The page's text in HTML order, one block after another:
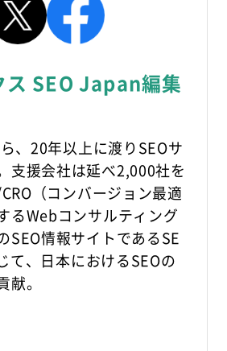
ス SEO Japan編集
、20年以上に渡りSEOサ
支援会社は延べ2,000社を
（コンバージョン最適
るWebコンサルティング
SEO情報サイトであるSE
て、日本におけるSEOの
献。